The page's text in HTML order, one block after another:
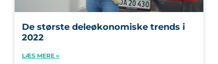
De største deleøkonomiske trends i
2022
LÆS MERE »